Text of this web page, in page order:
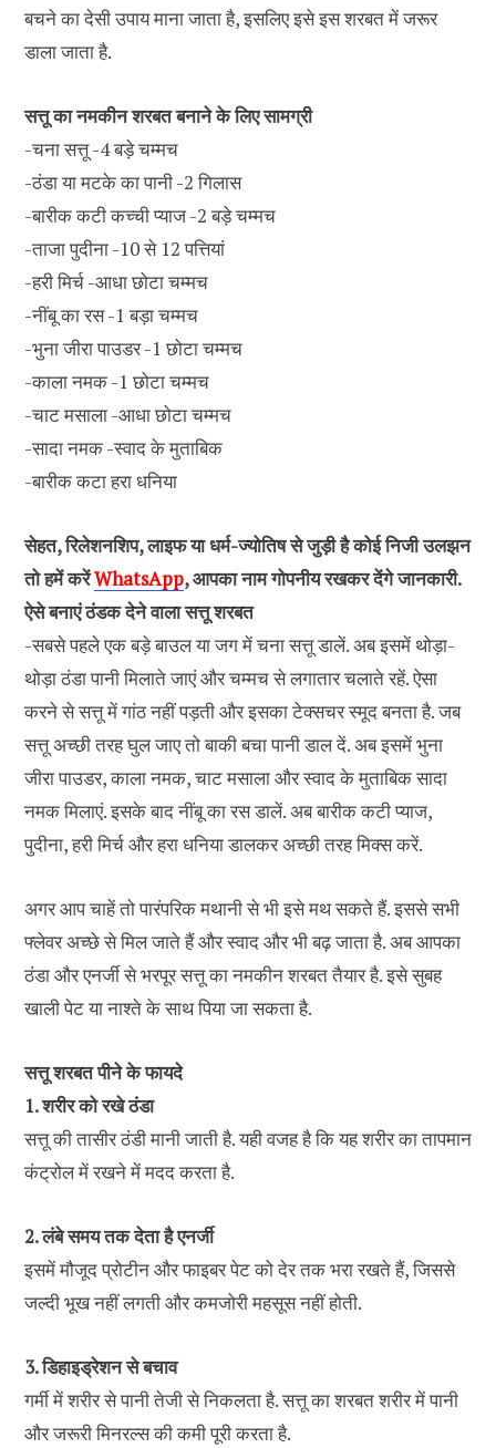
बचने का देसी उपाय माना जाता है, इसलिए इसे इस शरबत में जरूर
डाला जाता है.
सत्तू का नमकीन शरबत बनाने के लिए सामग्री
-चना सत्तू -4 बड़े चम्मच
-ठंडा या मटके का पानी -2 गिलास
-बारीक कटी कच्ची प्याज -2 बड़े चम्मच
-ताजा पुदीना -10 से 12 पत्तियां
-हरी मिर्च -आधा छोटा चम्मच
-नींबू का रस -1 बड़ा चम्मच
-भुना जीरा पाउडर -1 छोटा चम्मच
-काला नमक -1 छोटा चम्मच
-चाट मसाला -आधा छोटा चम्मच
-सादा नमक -स्वाद के मुताबिक
-बारीक कटा हरा धनिया
सेहत, रिलेशनशिप, लाइफ या धर्म-ज्योतिष से जुड़ी है कोई निजी उलझन
तो हमें करेंWhatsApp, आपका नाम गोपनीय रखकर देंगे जानकारी.
ऐसे बनाएं ठंडक देने वाला सत्तू शरबत
-सबसे पहले एक बड़े बाउल या जग में चना सत्तू डालें. अब इसमें थोड़ा-
थोड़ा ठंडा पानी मिलाते जाएं और चम्मच से लगातार चलाते रहें. ऐसा
करने से सत्तू में गांठ नहीं पड़ती और इसका टेक्सचर स्मूद बनता है. जब
सत्तू अच्छी तरह घुल जाए तो बाकी बचा पानी डाल दें. अब इसमें भुना
जीरा पाउडर, काला नमक, चाट मसाला और स्वाद के मुताबिक सादा
नमक मिलाएं. इसके बाद नींबू का रस डालें. अब बारीक कटी प्याज,
पुदीना, हरी मिर्च और हरा धनिया डालकर अच्छी तरह मिक्स करें.
अगर आप चाहें तो पारंपरिक मथानी से भी इसे मथ सकते हैं. इससे सभी
फ्लेवर अच्छे से मिल जाते हैं और स्वाद और भी बढ़ जाता है. अब आपका
ठंडा और एनर्जी से भरपूर सत्तू का नमकीन शरबत तैयार है. इसे सुबह
खाली पेट या नाश्ते के साथ पिया जा सकता है.
सत्तू शरबत पीने के फायदे
1. शरीर को रखे ठंडा
सत्तू की तासीर ठंडी मानी जाती है. यही वजह है कि यह शरीर का तापमान
कंट्रोल में रखने में मदद करता है.
2. लंबे समय तक देता है एनर्जी
इसमें मौजूद प्रोटीन और फाइबर पेट को देर तक भरा रखते हैं, जिससे
जल्दी भूख नहीं लगती और कमजोरी महसूस नहीं होती.
3. डिहाइड्रेशन से बचाव
गर्मी में शरीर से पानी तेजी से निकलता है. सत्तू का शरबत शरीर में पानी
और जरूरी मिनरल्स की कमी पूरी करता है.